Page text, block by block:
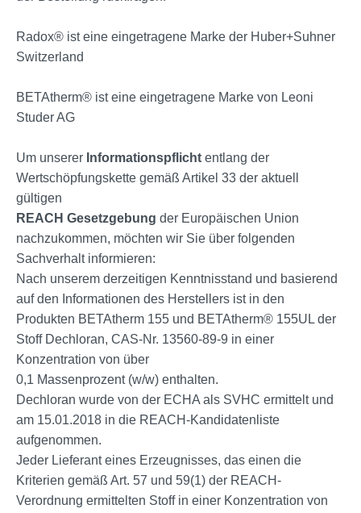
Radox® ist eine eingetragene Marke der Huber+Suhner
Switzerland
BETAtherm® ist eine eingetragene Marke von Leoni
Studer AG
Um unserer Informationspflicht entlang der
Wertschöpfungskette gemäß Artikel 33 der aktuell
gültigen
REACH Gesetzgebung der Europäischen Union
nachzukommen, möchten wir Sie über folgenden
Sachverhalt informieren:
Nach unserem derzeitigen Kenntnisstand und basierend
auf den Informationen des Herstellers ist in den
Produkten BETAtherm 155 und BETAtherm® 155UL der
Stoff Dechloran, CAS-Nr. 13560-89-9 in einer
Konzentration von über
0,1 Massenprozent (w/w) enthalten.
Dechloran wurde von der ECHA als SVHC ermittelt und
am 15.01.2018 in die REACH-Kandidatenliste
aufgenommen.
Jeder Lieferant eines Erzeugnisses, das einen die
Kriterien gemäß Art. 57 und 59(1) der REACH-
Verordnung ermittelten Stoff in einer Konzentration von